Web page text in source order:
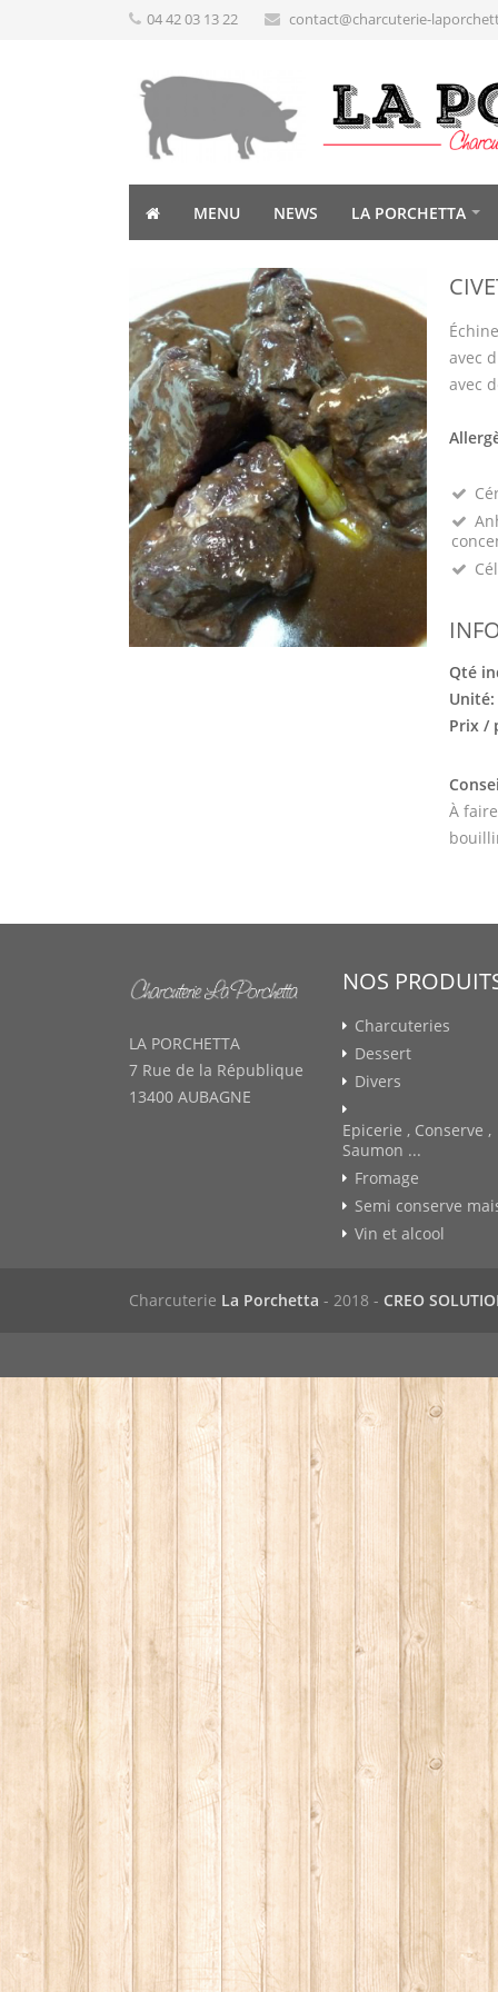
04 42 03 13 22 contact@charcuterie-
MENU NEWS LA PORCHETTA
avec
avec
Qté
Unité:
Prix /
À
LA PORCHETTA
7 Rue de la République
13400 AUBAGNE
NOS
Charcuteries
Dessert
Divers
Epicerie , Conserve ,
Saumon ...
Fromage
Semi conserve
Vin et alcool
Charcuterie La Porchetta - 2018 - CREO